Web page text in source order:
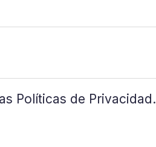
Políticas de Privacidad.